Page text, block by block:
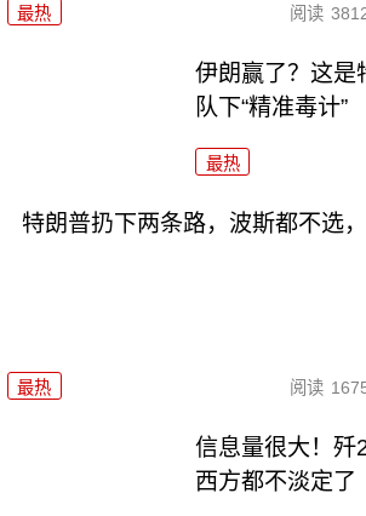
最热 阅读
伊朗赢了？这是
队下“精准毒计”
最热
特朗普扔下两条路，波斯都不选
最热 阅读
信息量很大！歼
西方都不淡定了